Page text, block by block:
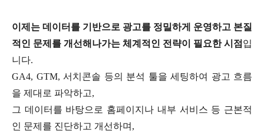
이제는 데이터를 기반으로 광고를 정밀하게 운영하고 본질
적인 문제를 개선해나가는 체계적인 전략이 필요한 시점 입
니다.
GA4, GTM, 서치콘솔 등의 분석 툴을 세팅하여 광고 흐름
을 제대로 파악하고,
그 데이터를 바탕으로 홈페이지나 내부 서비스 등 근본적
인 문제를 진단하고 개선하며,